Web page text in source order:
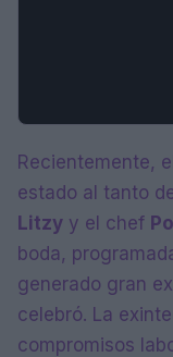
Recientemente,
estado al tanto
Litzy y el chef
boda,
generado gran
celebró. La
compromisos